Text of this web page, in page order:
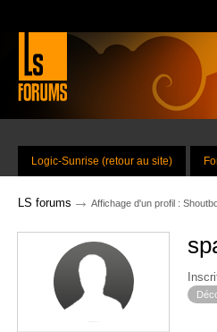
Logic-Sunrise (retour au site)
LS forums → Affichage d'un profil :